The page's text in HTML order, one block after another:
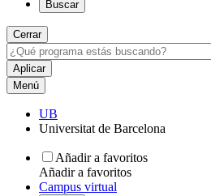
Buscar
Cerrar
Menú
UB
Universitat de Barcelona
Añadir a favoritos
Añadir a favoritos
Campus virtual